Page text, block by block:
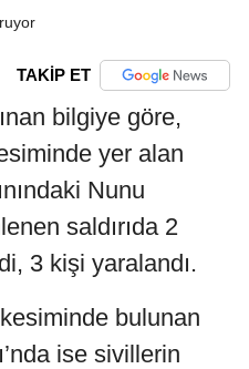
TAKİP ET
bilgiye göre,
yer alan
Nunu
saldırıda 2
3 kişi yaralandı.
bulunan
ise sivillerin